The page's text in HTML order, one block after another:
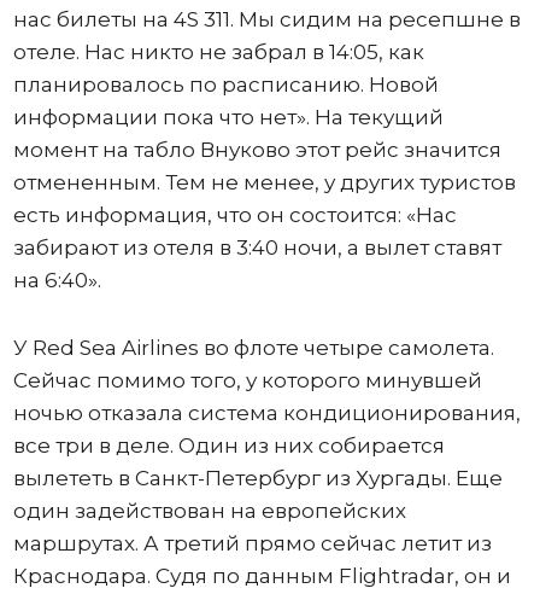
нас билеты на 4S 311. Мы сидим на ресепшне в
отеле. Нас никто не забрал в 14:05, как
планировалось по расписанию. Новой
информации пока что нет». На текущий
момент на табло Внуково этот рейс значится
отмененным. Тем не менее, у других туристов
есть информация, что он состоится: «Нас
забирают из отеля в 3:40 ночи, а вылет ставят
на 6:40».
У Red Sea Airlines во флоте четыре самолета.
Сейчас помимо того, у которого минувшей
ночью отказала система кондиционирования,
все три в деле. Один из них собирается
вылететь в Санкт-Петербург из Хургады. Еще
один задействован на европейских
маршрутах. А третий прямо сейчас летит из
Краснодара. Судя по данным Flightradar, он и